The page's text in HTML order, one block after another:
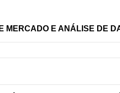
MERCADO E ANÁLISE DE